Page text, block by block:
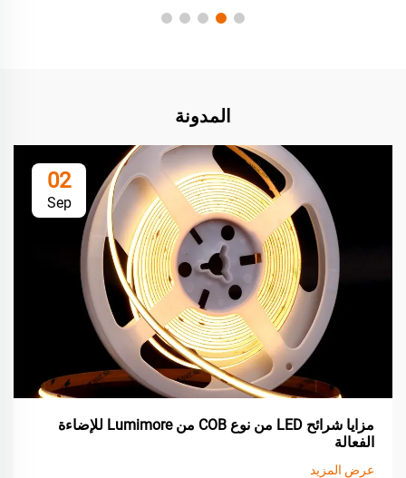
المدونة
02
Sep
مزايا شرائح LED من نوع COB من Lumimore للإضاءة
الفعالة
عرض المزيد